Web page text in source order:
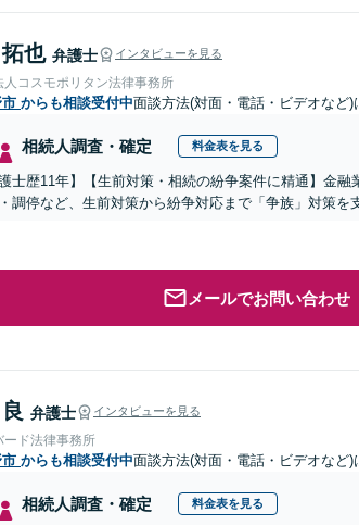
也 弁護士 インタビューを見る
人コスモポリタン法律事務所
からも相談受付中面談方法(対面・電話・ビデオなど)
相続人調査・確定 料金表を見る
護士歴11年】【生前対策・相続の紛争案件に精通】金
調停など、生前対策から紛争対応まで「争族」対策を
メールでお問い合わせ
弁護士 インタビューを見る
ード法律事務所
からも相談受付中面談方法(対面・電話・ビデオなど)
相続人調査・確定 料金表を見る